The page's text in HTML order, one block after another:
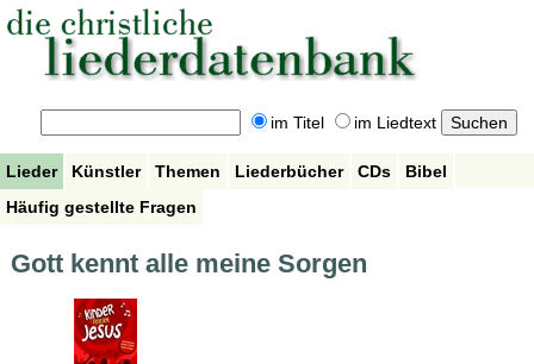
im Titel im Liedtext
Lieder Künstler Themen Liederbücher CDs
Bibel
Häufig gestellte Fragen
Gott kennt alle meine Sorgen